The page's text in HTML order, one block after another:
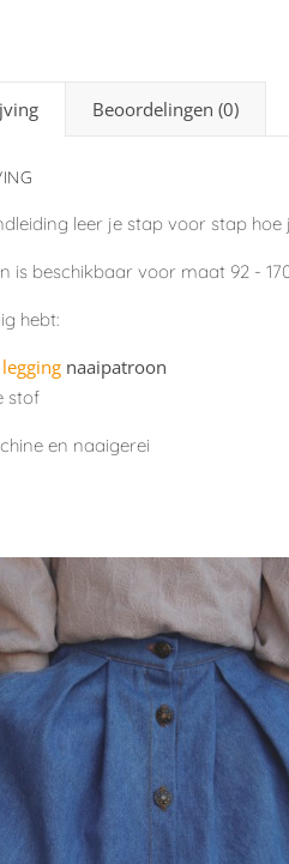
Beoordelingen (0)
leer je stap voor stap hoe
is beschikbaar voor maat 92 -
hebt:
naaipatroon
stof
en naaigerei